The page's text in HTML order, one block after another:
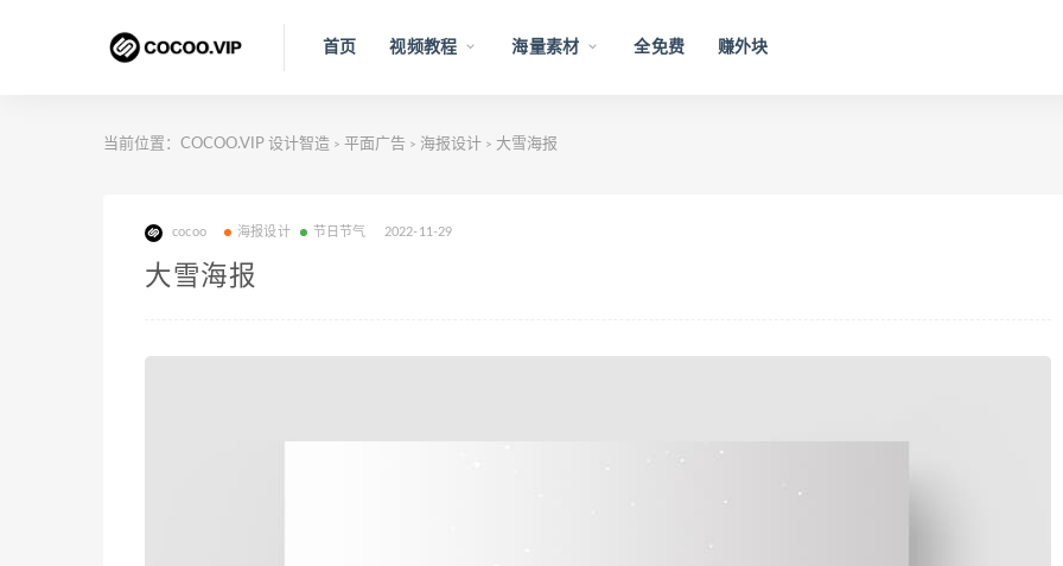
首页 视频教程 海量素材 全免费 赚外块
当前位置： COCOO.VIP 设计智造 > 平面广告 > 海报设计 > 大雪海报
cocoo 海报设计 节日节气 2022-11-29
大雪海报